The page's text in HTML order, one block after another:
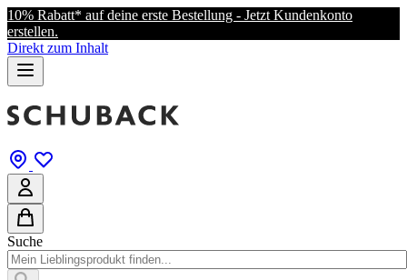
10% Rabatt* auf deine erste Bestellung - Jetzt Kundenkonto
erstellen.
Direkt zum Inhalt
Suche